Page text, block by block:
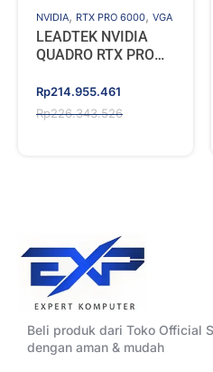
NVIDIA, RTX PRO 6000, VGA
LEADTEK NVIDIA
QUADRO RTX PRO
96GB GDDR7
Workstation Edition
Rp226.343.526
Original
price
Rp214.955.461
Current
price
Beli produk dari Toko Official
dengan aman & mudah